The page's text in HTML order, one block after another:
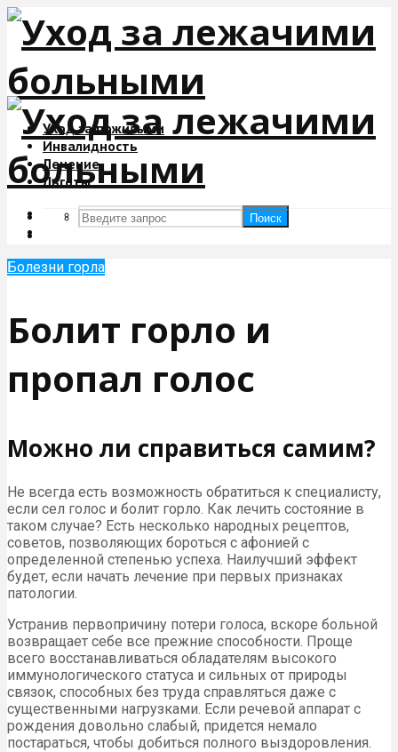
Уход за пожилыми
Инвалидность
Лечение
Льготы
Поиск
Поиск
Болезни горла
Болит горло и
пропал голос
Можно ли справиться самим?
Не всегда есть возможность обратиться к специалисту,
если сел голос и болит горло. Как лечить состояние в
таком случае? Есть несколько народных рецептов,
советов, позволяющих бороться с афонией с
определенной степенью успеха. Наилучший эффект
будет, если начать лечение при первых признаках
патологии.
Устранив первопричину потери голоса, вскоре больной
возвращает себе все прежние способности. Проще
всего восстанавливаться обладателям высокого
иммунологического статуса и сильных от природы
связок, способных без труда справляться даже с
существенными нагрузками. Если речевой аппарат с
рождения довольно слабый, придется немало
постараться, чтобы добиться полного выздоровления.